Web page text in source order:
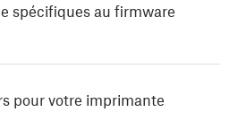
spécifiques au firmware
pour votre imprimante